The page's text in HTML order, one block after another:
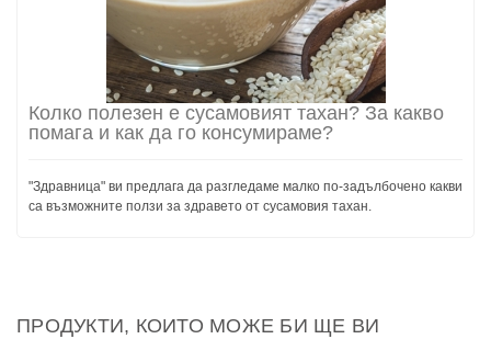
Колко полезен е сусамовият тахан? За какво
помага и как да го консумираме?
"Здравница" ви предлага да разгледаме малко по-задълбочено какви
са възможните ползи за здравето от сусамовия тахан.
ПРОДУКТИ, КОИТО МОЖЕ БИ ЩЕ ВИ